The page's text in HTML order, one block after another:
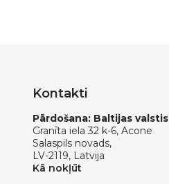
Kontakti
Pārdošana: Baltijas valstis
Granīta iela 32 k-6, Acone
Salaspils novads,
LV-2119, Latvija
Kā nokļūt